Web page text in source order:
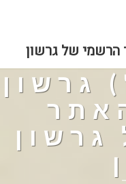
הרשמי של גרשון
גרשון